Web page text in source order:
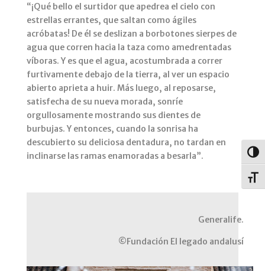
“¡Qué bello el surtidor que apedrea el cielo con
estrellas errantes, que saltan como ágiles
acróbatas! De él se deslizan a borbotones sierpes de
agua que corren hacia la taza como amedrentadas
víboras. Y es que el agua, acostumbrada a correr
furtivamente debajo de la tierra, al ver un espacio
abierto aprieta a huir. Más luego, al reposarse,
satisfecha de su nueva morada, sonríe
orgullosamente mostrando sus dientes de
burbujas. Y entonces, cuando la sonrisa ha
descubierto su deliciosa dentadura, no tardan en
inclinarse las ramas enamoradas a besarla”.
Generalife.
©Fundación El legado andalusí